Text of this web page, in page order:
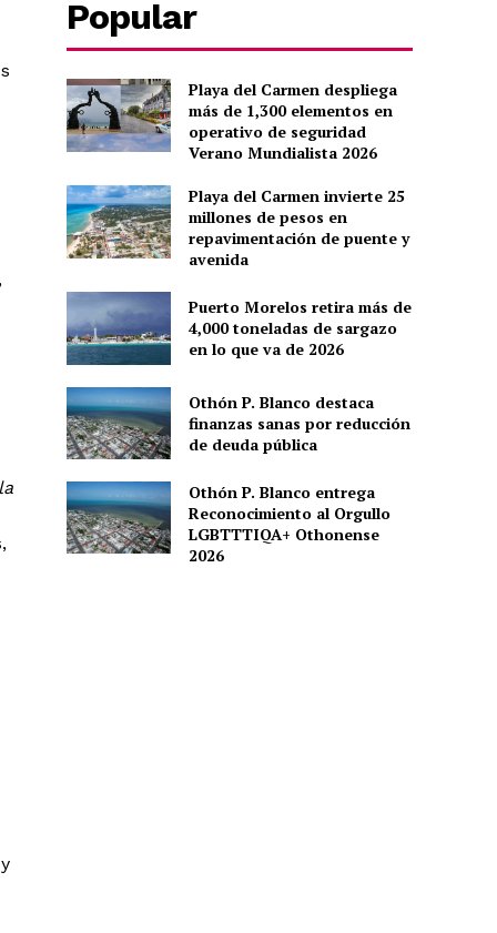
Popular
Playa del Carmen despliega
más de 1,300 elementos en
operativo de seguridad
Verano Mundialista 2026
Playa del Carmen invierte 25
millones de pesos en
repavimentación de puente y
avenida
Puerto Morelos retira más de
4,000 toneladas de sargazo
en lo que va de 2026
Othón P. Blanco destaca
finanzas sanas por reducción
de deuda pública
Othón P. Blanco entrega
Reconocimiento al Orgullo
LGBTTTIQA+ Othonense
2026